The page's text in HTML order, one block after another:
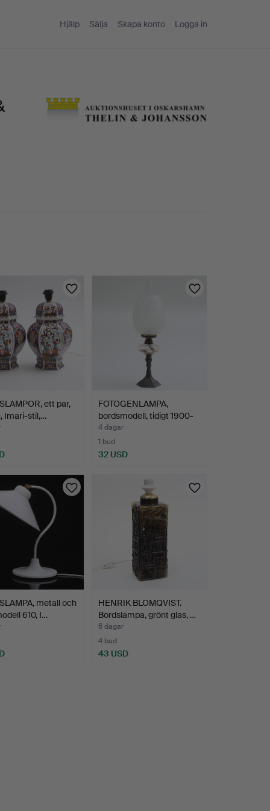
Hjälp Sälja Skapa konto Logga in
ett par,
Imari-stil,…
FOTOGENLAMPA,
bordsmodell, tidigt 1900-
tal.
4 dagar
1 bud
32 USD
metall och
610, I…
HENRIK BLOMQVIST.
Bordslampa, grönt glas, …
6 dagar
4 bud
43 USD